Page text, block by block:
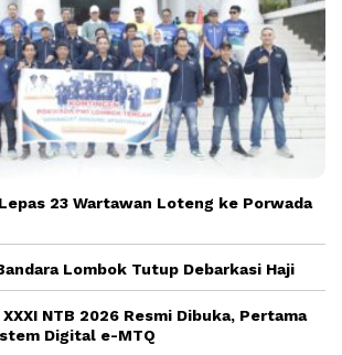
23 Wartawan Loteng ke Porwada
Lombok Tutup Debarkasi Haji
NTB 2026 Resmi Dibuka, Pertama
Digital e-MTQ